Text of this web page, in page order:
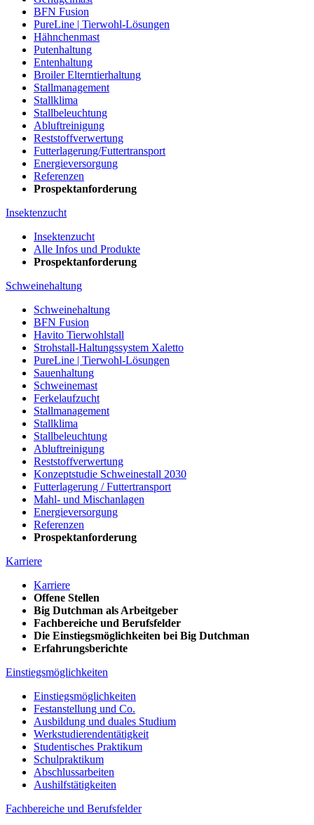
BFN Fusion
PureLine | Tierwohl-Lösungen
Hähnchenmast
Putenhaltung
Entenhaltung
Broiler Elterntierhaltung
Stallmanagement
Stallklima
Stallbeleuchtung
Abluftreinigung
Reststoffverwertung
Futterlagerung/Futtertransport
Energieversorgung
Referenzen
Prospektanforderung
Insektenzucht
Insektenzucht
Alle Infos und Produkte
Prospektanforderung
Schweinehaltung
Schweinehaltung
BFN Fusion
Havito Tierwohlstall
Strohstall-Haltungssystem Xaletto
PureLine | Tierwohl-Lösungen
Sauenhaltung
Schweinemast
Ferkelaufzucht
Stallmanagement
Stallklima
Stallbeleuchtung
Abluftreinigung
Reststoffverwertung
Konzeptstudie Schweinestall 2030
Futterlagerung / Futtertransport
Mahl- und Mischanlagen
Energieversorgung
Referenzen
Prospektanforderung
Karriere
Karriere
Offene Stellen
Big Dutchman als Arbeitgeber
Fachbereiche und Berufsfelder
Die Einstiegsmöglichkeiten bei Big Dutchman
Erfahrungsberichte
Einstiegsmöglichkeiten
Einstiegsmöglichkeiten
Festanstellung und Co.
Ausbildung und duales Studium
Werkstudierendentätigkeit
Studentisches Praktikum
Schulpraktikum
Abschlussarbeiten
Aushilfstätigkeiten
Fachbereiche und Berufsfelder